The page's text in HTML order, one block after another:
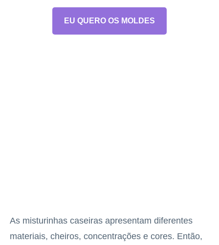
EU QUERO OS MOLDES
As misturinhas caseiras apresentam diferentes
materiais, cheiros, concentrações e cores. Então,